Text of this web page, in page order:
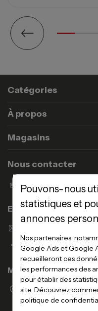
Catégories
À propos
Magasins
Nous contacter
Formulaire de
Enseigne Atlas Home
Envoyer un email
Magasins
Voir la liste des
Pouvons-nous
statistiques et
annonces
Nos partenaires,
Google Ads et Google
recueilleront ces
les performances des
pour établir des
site. Découvrez
politique de